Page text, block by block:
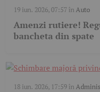
19 iun. 2026, 07:57înAuto
Amenzi rutiere!
bancheta din spate
18 iun. 2026, 17:59în